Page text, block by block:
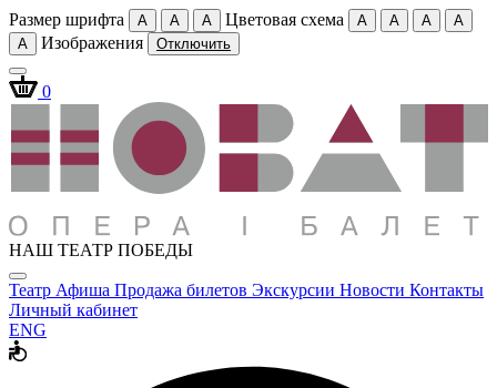
Размер шрифта A A A Цветовая схема A A A
A
A
Изображения Отключить
0
НАШ ТЕАТР ПОБЕДЫ
Театр Афиша Продажа билетов Экскурсии Новости Контакты
Личный кабинет
ENG